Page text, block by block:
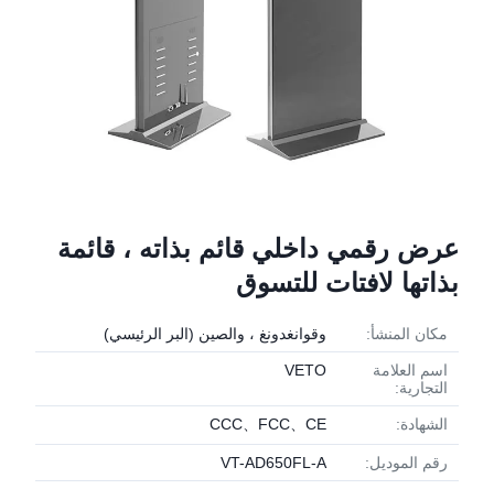
عرض رقمي داخلي قائم بذاته ، قائمة
بذاتها لافتات للتسوق
مكان المنشأ: وقوانغدونغ ، والصين (البر الرئيسي)
اسم العلامة
التجارية:
VETO
الشهادة: CCC、FCC、CE
رقم الموديل: VT-AD650FL-A